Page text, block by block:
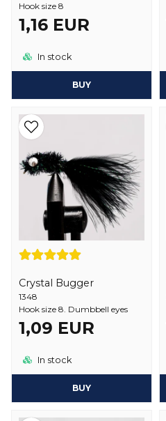
Hook size 8
1,16 EUR
In stock
BUY
Crystal Bugger
1348
Hook size 8. Dumbbell eyes
1,09 EUR
In stock
BUY